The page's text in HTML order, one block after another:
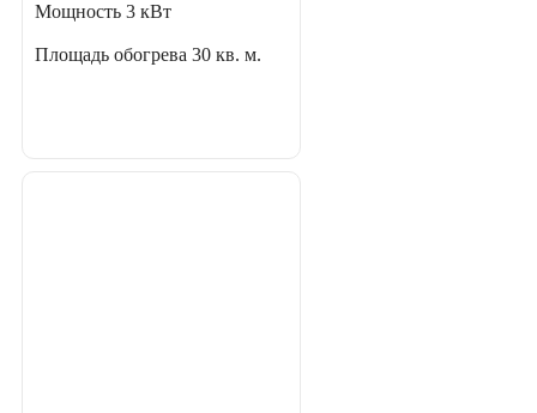
Мощность 3 кВт
Площадь обогрева 30 кв. м.